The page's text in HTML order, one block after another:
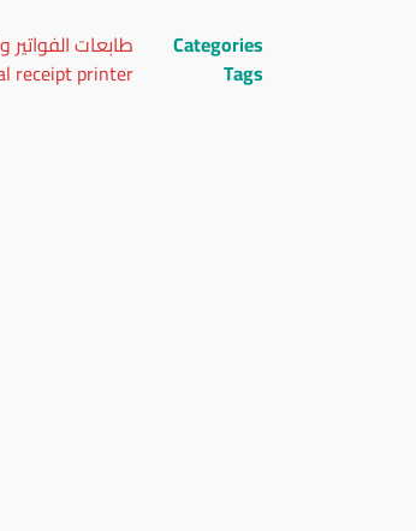
Categories
طابعات الفواتير
Tags
receipt printer